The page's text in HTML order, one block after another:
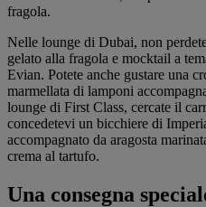
fragola.
Nelle lounge di Dubai, non
gelato alla fragola e mocktail a
Evian. Potete anche gustare una
marmellata di lamponi
lounge di First Class, cercate il
concedetevi un bicchiere di
accompagnato da aragosta
crema al tartufo.
Una consegna